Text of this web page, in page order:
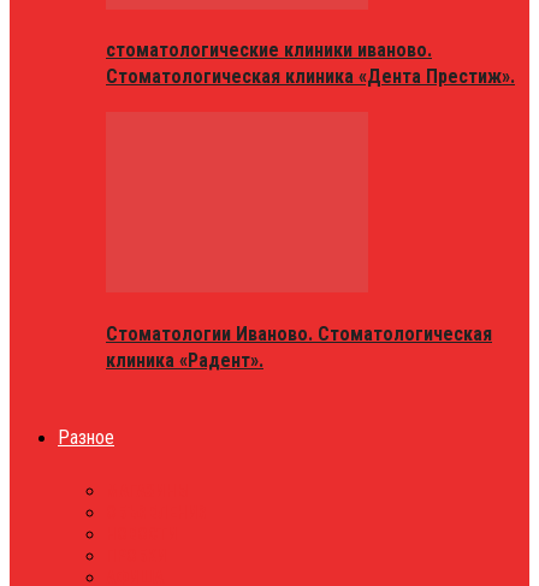
стоматологические клиники иваново.
Стоматологическая клиника «Дента Престиж».
Стоматологии Иваново. Стоматологическая
клиника «Радент».
Разное